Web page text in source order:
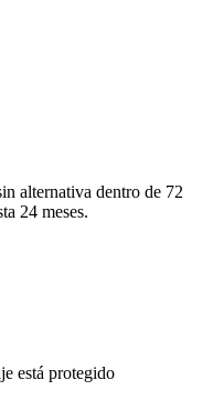
alternativa dentro de 72
24 meses.
está protegido